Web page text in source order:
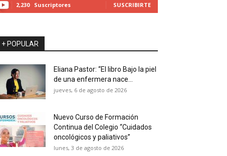
2,230 Suscriptores SUSCRIBIRTE
+ POPULAR
Eliana Pastor: “El libro Bajo la piel
de una enfermera nace...
jueves, 6 de agosto de 2026
Nuevo Curso de Formación
Continua del Colegio “Cuidados
oncológicos y paliativos”
lunes, 3 de agosto de 2026